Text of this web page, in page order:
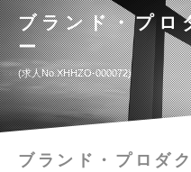
ブランド・プロ
ー
求人No.XHHZO-000072
ブランド・プロダ